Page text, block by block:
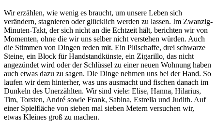
Wir erzählen, wie wenig es braucht, um unsere Leben sich
verändern, stagnieren oder glücklich werden zu lassen. Im Zwanzig-
Minuten-Takt, der sich nicht an die Echtzeit hält, berichten wir von
Momenten, ohne die wir uns selber nicht verstehen würden. Auch
die Stimmen von Dingen reden mit. Ein Plüschaffe, drei schwarze
Steine, ein Block für Handstandkünste, ein Zigarillo, das nicht
angezündet wird oder der Schlüssel zu einer neuen Wohnung haben
auch etwas dazu zu sagen. Die Dinge nehmen uns bei der Hand. So
laufen wir dem hinterher, was uns ausmacht und fischen danach im
Dunkeln des Unerzählten. Wir sind viele: Elise, Hanna, Hilarius,
Tim, Torsten, André sowie Frank, Sabina, Estrella und Judith. Auf
einer Spielfläche von sieben mal sieben Metern versuchen wir,
etwas Kleines groß zu machen.